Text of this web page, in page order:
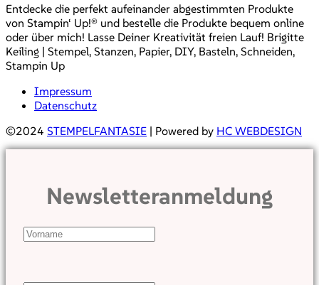
Entdecke die perfekt aufeinander abgestimmten Produkte
von Stampin‘ Up!® und bestelle die Produkte bequem online
oder über mich! Lasse Deiner Kreativität freien Lauf! Brigitte
Keiling | Stempel, Stanzen, Papier, DIY, Basteln, Schneiden,
Stampin Up
Impressum
Datenschutz
©2024 STEMPELFANTASIE | Powered by HC WEBDESIGN
Newsletteranmeldung